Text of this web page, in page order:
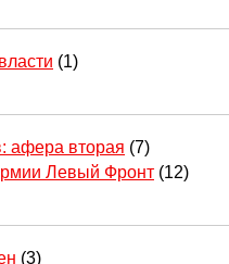
(1)
афера вторая (7)
Левый Фронт (12)
(3)